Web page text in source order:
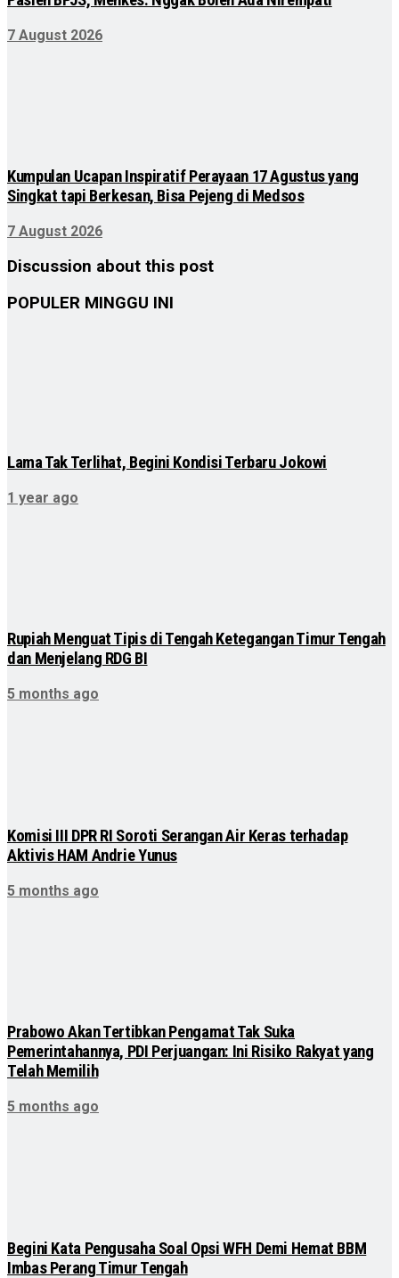
7 August 2026
Kumpulan Ucapan Inspiratif Perayaan 17 Agustus yang
Singkat tapi Berkesan, Bisa Pejeng di Medsos
7 August 2026
Discussion about this post
POPULER MINGGU INI
Lama Tak Terlihat, Begini Kondisi Terbaru Jokowi
1 year ago
Rupiah Menguat Tipis di Tengah Ketegangan Timur Tengah
dan Menjelang RDG BI
5 months ago
Komisi III DPR RI Soroti Serangan Air Keras terhadap
Aktivis HAM Andrie Yunus
5 months ago
Prabowo Akan Tertibkan Pengamat Tak Suka
Pemerintahannya, PDI Perjuangan: Ini Risiko Rakyat yang
Telah Memilih
5 months ago
Begini Kata Pengusaha Soal Opsi WFH Demi Hemat BBM
Imbas Perang Timur Tengah